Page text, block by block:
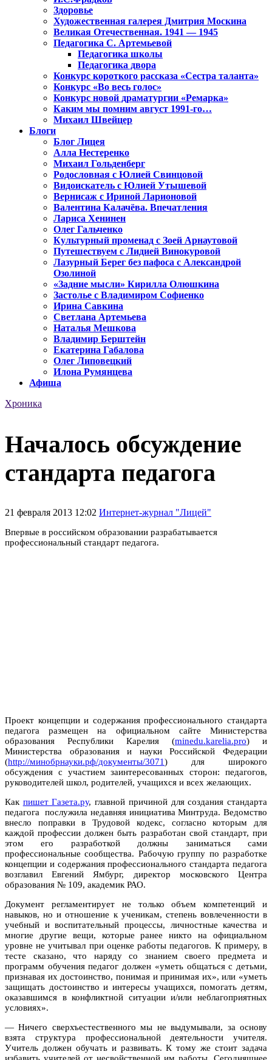
Здоровье
Художественная галерея Дмитрия Москина
Великая Отечественная. 1941 — 1945
Педагогика С. Артемьевой
Педагогика школы
Педагогика двора
Конкурс короткого рассказа «Сестра таланта»
Конкурс «Во весь голос»
Конкурс новой драматургии «Ремарка»
Каким мы помним август 1991-го…
Михаил Швейцер
Блоги
Блог Лицея
Алла Нестеренко
Михаил Гольденберг
Родословная с Юлией Свинцовой
Видоискатель с Юлией Утышевой
Вернисаж с Ириной Ларионовой
Валентина Калачёва. Впечатления
Лариса Хенинен
Олег Гальченко
Культурный променад с Зоей Арнаутовой
Путешествуем с Лидией Винокуровой
Лазурный Берег без пафоса с Александрой
Озолиной
«Задние мысли» Кирилла Олюшкина
Застолье с Владимиром Софиенко
Ирина Савкина
Светлана Артемьева
Наталья Мешкова
Владимир Берштейн
Екатерина Габалова
Олег Липовецкий
Илона Румянцева
Афиша
Хроника
Началось обсуждение
стандарта педагога
21 февраля 2013 12:02 Интернет-журнал "Лицей"
Впервые в российском образовании разрабатывается
профессиональный стандарт педагога.
Проект концепции и содержания профессионального стандарта
педагога размещен на официальном сайте Министерства
образования Республики Карелия (minedu.karelia.pro) и
Министерства образования и науки Российской Федерации
(http://минобрнауки.рф/документы/3071) для широкого
обсуждения с участием заинтересованных сторон: педагогов,
руководителей школ, родителей, учащихся и всех желающих.
Как пишет Газета.ру, главной причиной для создания стандарта
педагога послужила недавняя инициатива Минтруда. Ведомство
внесло поправки в Трудовой кодекс, согласно которым для
каждой профессии должен быть разработан свой стандарт, при
этом его разработкой должны заниматься сами
профессиональные сообщества. Рабочую группу по разработке
концепции и содержания профессионального стандарта педагога
возглавил Евгений Ямбург, директор московского Центра
образования № 109, академик РАО.
Документ регламентирует не только объем компетенций и
навыков, но и отношение к ученикам, степень вовлеченности в
учебный и воспитательный процессы, личностные качества и
многие другие вещи, которые ранее никто на официальном
уровне не учитывал при оценке работы педагогов. К примеру, в
тесте сказано, что наряду со знанием своего предмета и
программ обучения педагог должен «уметь общаться с детьми,
признавая их достоинство, понимая и принимая их», или «уметь
защищать достоинство и интересы учащихся, помогать детям,
оказавшимся в конфликтной ситуации и/или неблагоприятных
условиях».
— Ничего сверхъестественного мы не выдумывали, за основу
взята структура профессиональной деятельности учителя.
Учитель должен обучать и развивать. К тому же стоит задача